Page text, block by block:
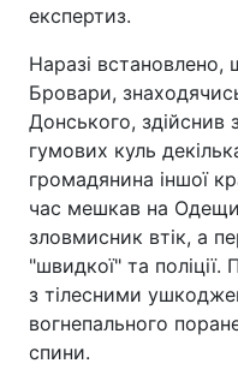
експертиз.
Наразі
Бровари,
Донського, здійснив
гумових куль
громадянина іншої
час мешкав на
зловмисник втік, а
"швидкої" та поліції.
з тілесними
вогнепального
спини.